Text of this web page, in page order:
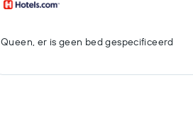
Queen, er is geen bed gespecificeerd